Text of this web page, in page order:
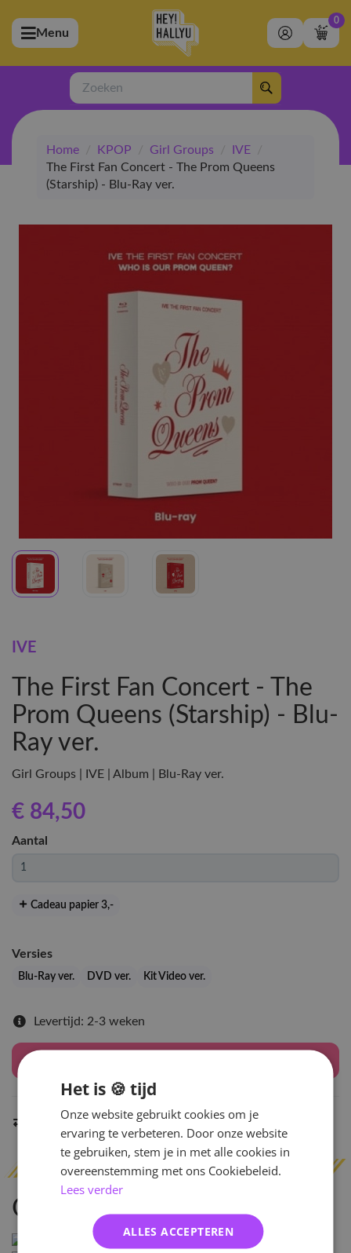
(Artiesten)
(Merchandise)
(Exclusive)
(Winkel)
Menu
0
Zoeken
Home / KPOP / Girl Groups / IVE
/
The First Fan Concert - The Prom Queens
(Starship) - Blu-Ray ver.
IVE
The First Fan Concert - The
Prom Queens (Starship) - Blu-
Ray ver.
Girl Groups | IVE | Album | Blu-Ray ver.
€ 84,50
Aantal
Cadeau papier 3,-
Versies
Blu-Ray ver. DVD ver. Kit Video ver.
Levertijd: 2-3 weken
Indien op voorraadbinnen 2 werkdagenverzonden
Omschrijving
Het is 🍪 tijd
Onze website gebruikt cookies om je
ervaring te verbeteren. Door onze website
te gebruiken, stem je in met alle cookies in
overeenstemming met ons Cookiebeleid.
Lees verder
ALLES ACCEPTEREN